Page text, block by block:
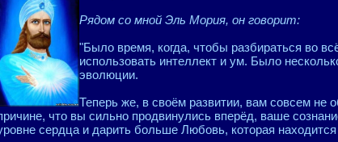
Рядом со мной Эль Мория, он говорит:
"Было время, когда, чтобы разбираться во
использовать интеллект и ум. Было
эволюции.
Теперь же, в своём развитии, вам совсем не
что вы сильно продвинулись вперёд, ваше
сердца и дарить больше Любовь, которая находится